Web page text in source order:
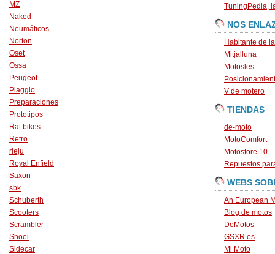
MZ
Naked
Neumáticos
Norton
Oset
Ossa
Peugeot
Piaggio
Preparaciones
Prototipos
Rat bikes
Retro
rieju
Royal Enfield
Saxon
sbk
Schuberth
Scooters
Scrambler
Shoei
Sidecar
TuningPedia,
NOS
Habitante de
Mitjalluna
Motosles
V de motero
TIENDAS
de-moto
MotoComfort
Motostore 10
Repuestos
WEBS
An European
Blog de motos
DeMotos
GSXR.es
Mi Moto